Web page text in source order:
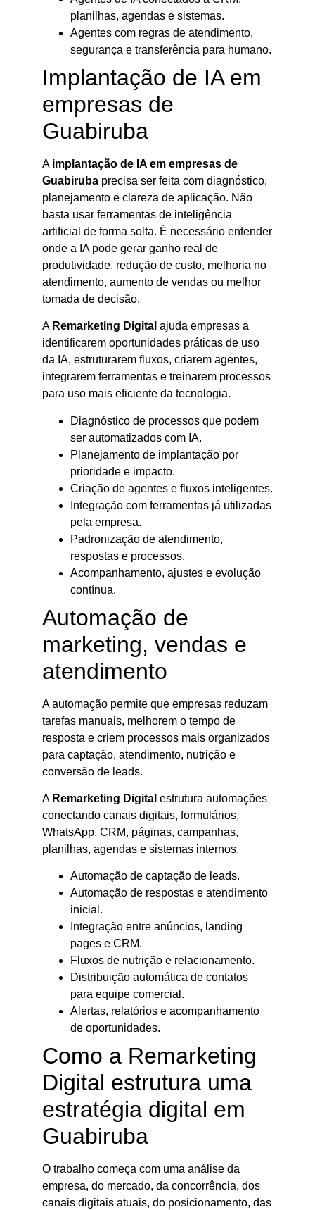
planilhas, agendas e sistemas.
Agentes com regras de atendimento,
segurança e transferência para humano.
Implantação de IA em
empresas de
Guabiruba
A implantação de IA em empresas de
Guabiruba precisa ser feita com diagnóstico,
planejamento e clareza de aplicação. Não
basta usar ferramentas de inteligência
artificial de forma solta. É necessário entender
onde a IA pode gerar ganho real de
produtividade, redução de custo, melhoria no
atendimento, aumento de vendas ou melhor
tomada de decisão.
A Remarketing Digital ajuda empresas a
identificarem oportunidades práticas de uso
da IA, estruturarem fluxos, criarem agentes,
integrarem ferramentas e treinarem processos
para uso mais eficiente da tecnologia.
Diagnóstico de processos que podem
ser automatizados com IA.
Planejamento de implantação por
prioridade e impacto.
Criação de agentes e fluxos inteligentes.
Integração com ferramentas já utilizadas
pela empresa.
Padronização de atendimento,
respostas e processos.
Acompanhamento, ajustes e evolução
contínua.
Automação de
marketing, vendas e
atendimento
A automação permite que empresas reduzam
tarefas manuais, melhorem o tempo de
resposta e criem processos mais organizados
para captação, atendimento, nutrição e
conversão de leads.
A Remarketing Digital estrutura automações
conectando canais digitais, formulários,
WhatsApp, CRM, páginas, campanhas,
planilhas, agendas e sistemas internos.
Automação de captação de leads.
Automação de respostas e atendimento
inicial.
Integração entre anúncios, landing
pages e CRM.
Fluxos de nutrição e relacionamento.
Distribuição automática de contatos
para equipe comercial.
Alertas, relatórios e acompanhamento
de oportunidades.
Como a Remarketing
Digital estrutura uma
estratégia digital em
Guabiruba
O trabalho começa com uma análise da
empresa, do mercado, da concorrência, dos
canais digitais atuais, do posicionamento, das